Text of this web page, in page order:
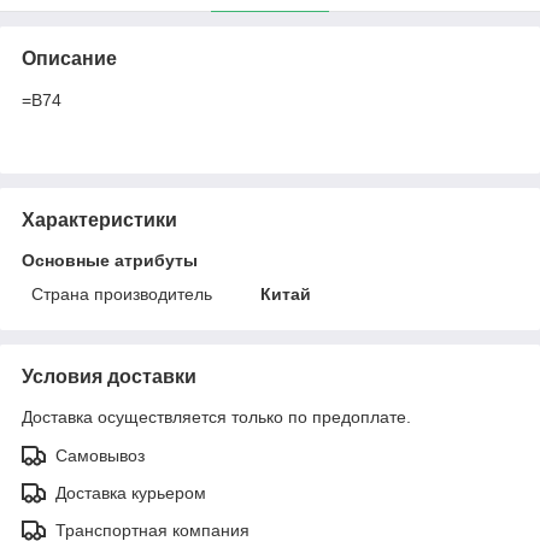
Описание
=B74
Характеристики
Основные атрибуты
Страна производитель
Китай
Условия доставки
Доставка осуществляется только по предоплате.
Самовывоз
Доставка курьером
Транспортная компания